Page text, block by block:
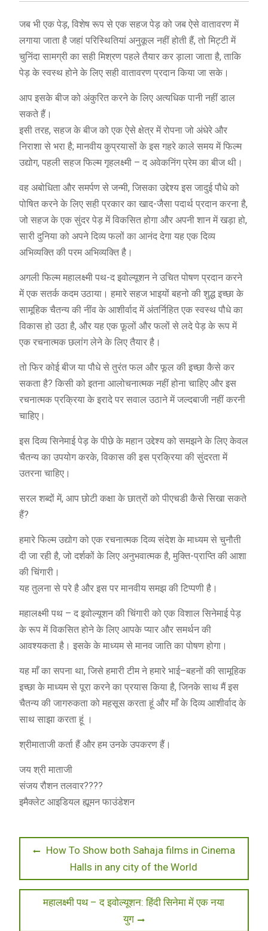
जब भी एक पेड़, विशेष रूप से एक सहज पेड़ को जब ऐसे वातावरण में
लगाया जाता है जहां परिस्थितियां अनुकूल नहीं होती हैं, तो मिट्टी में
चुनिंदा सामग्री का सही मिश्रण पहले तैयार कर ड़ाला जाता है, ताकि
पेड़ के स्वस्थ होने के लिए सही वातावरण प्रदान किया जा सके।
आप इसके बीज को अंकुरित करने के लिए अत्यधिक पानी नहीं डाल
सकते हैं।
इसी तरह, सहज के बीज को एक ऐसे क्षेत्र में रोपना जो अंधेरे और
निराशा से भरा है; मानवीय कुप्रयासों के इस गहरे काले समय में फिल्म
उद्योग, पहली सहज फिल्म गृहलक्ष्मी – द अवेकनिंग प्रेम का बीज थी।
वह अबोधिता और समर्पण से जन्मी, जिसका उद्देश्य इस जादुई पौधे को
पोषित करने के लिए सही प्रकार का खाद-जैसा पदार्थ प्रदान करना है,
जो सहज के एक सुंदर पेड़ में विकसित होगा और अपनी शान में खड़ा हो,
सारी दुनिया को अपने दिव्य फलों का आनंद देगा यह एक दिव्य
अभिव्यक्ति की परम अभिव्यक्ति है।
अगली फिल्म महालक्ष्मी पथ-द इवोल्यूशन ने उचित पोषण प्रदान करने
में एक सतर्क कदम उठाया। हमारे सहज भाइयों बहनो की शुद्ध इच्छा के
सामूहिक चैतन्य की नींव के आशीर्वाद में अंतर्निहित एक स्वस्थ पौधे का
विकास हो उठा है, और यह एक फ़ूलों और फलों से लदे पेड़ के रूप में
एक रचनात्मक छलांग लेने के लिए तैयार है।
तो फिर कोई बीज या पौधे से तुरंत फल और फूल की इच्छा कैसे कर
सकता है? किसी को इतना आलोचनात्मक नहीं होना चाहिए और इस
रचनात्मक प्रक्रिया के इरादे पर सवाल उठाने में जल्दबाजी नहीं करनी
चाहिए।
इस दिव्य सिनेमाई पेड़ के पीछे के महान उद्देश्य को समझने के लिए केवल
चैतन्य का उपयोग करके, विकास की इस प्रक्रिया की सुंदरता में
उतरना चाहिए।
सरल शब्दों में, आप छोटी कक्षा के छात्रों को पीएचडी कैसे सिखा सकते
हैं?
हमारे फिल्म उद्योग को एक रचनात्मक दिव्य संदेश के माध्यम से चुनौती
दी जा रही है, जो दर्शकों के लिए अनुभवात्मक है, मुक्ति-प्राप्ति की आशा
की चिंगारी।
यह तुलना से परे है और इस पर मानवीय समझ की टिप्पणी है।
महालक्ष्मी पथ – द इवोल्यूशन की चिंगारी को एक विशाल सिनेमाई पेड़
के रूप में विकसित होने के लिए आपके प्यार और समर्थन की
आवश्यकता है। इसके के माध्यम से मानव जाति का पोषण होगा।
यह माँ का सपना था, जिसे हमारी टीम ने हमारे भाई–बहनों की सामूहिक
इच्छा के माध्यम से पूरा करने का प्रयास किया है, जिनके साथ मैं इस
चैतन्य की जागरुकता को महसूस करता हूं और माँ के दिव्य आशीर्वाद के
साथ साझा करता हूं ।
श्रीमाताजी कर्ता हैं और हम उनके उपकरण हैं।
जय श्री माताजी
संजय रौशन तलवार????
इमैक्लेट आइडियल ह्यूमन फाउंडेशन
Post
navigation
Previous
How To Show both Sahaja films in Cinema
Halls in any city of the World
Next
महालक्ष्मी पथ – द इवोल्यूशन: हिंदी सिनेमा में एक नया
युग